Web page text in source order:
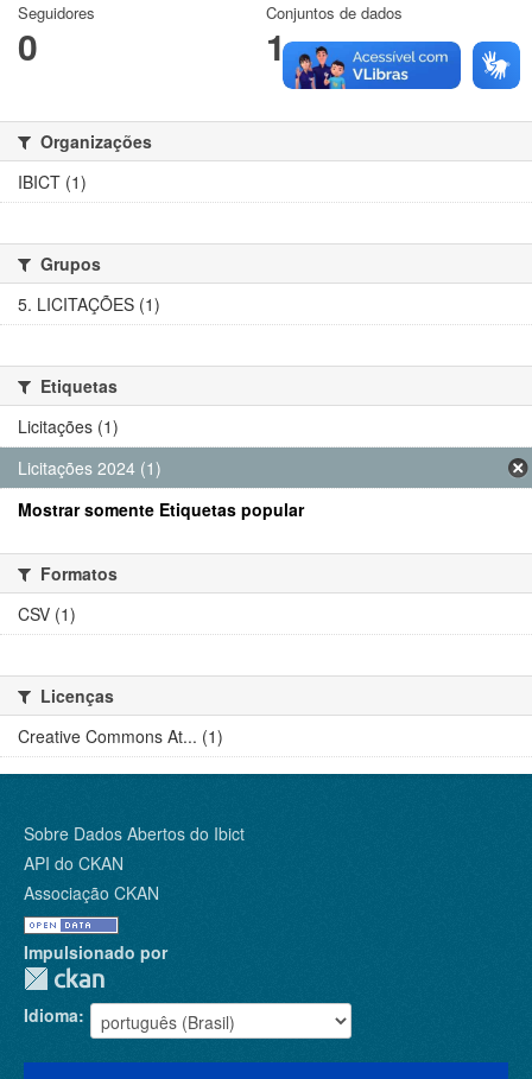
Seguidores
0
Conjuntos de dados
1
Organizações
IBICT (1)
Grupos
5. LICITAÇÕES (1)
Etiquetas
Licitações (1)
Licitações 2024 (1)
Mostrar somente Etiquetas popular
Formatos
CSV (1)
Licenças
Creative Commons At... (1)
Sobre Dados Abertos do Ibict
API do CKAN
Associação CKAN
Impulsionado por
Idioma